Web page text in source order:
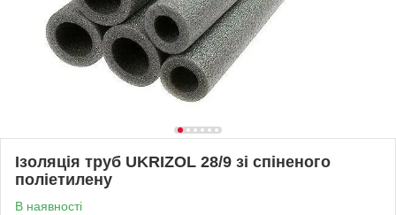
Ізоляція труб UKRIZOL 28/9 зі спіненого
поліетилену
В наявності